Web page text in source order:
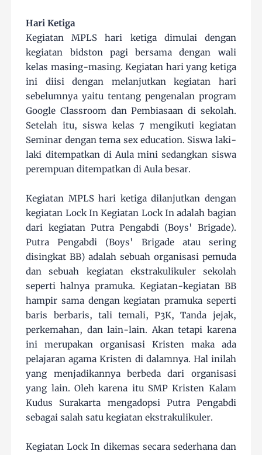
Hari Ketiga
Kegiatan MPLS hari ketiga dimulai dengan
kegiatan bidston pagi bersama dengan wali
kelas masing-masing. Kegiatan hari yang ketiga
ini diisi dengan melanjutkan kegiatan hari
sebelumnya yaitu tentang pengenalan program
Google Classroom dan Pembiasaan di sekolah.
Setelah itu, siswa kelas 7 mengikuti kegiatan
Seminar dengan tema sex education. Siswa laki-
laki ditempatkan di Aula mini sedangkan siswa
perempuan ditempatkan di Aula besar.
Kegiatan MPLS hari ketiga dilanjutkan dengan
kegiatan Lock In Kegiatan Lock In adalah bagian
dari kegiatan Putra Pengabdi (Boys' Brigade).
Putra Pengabdi (Boys' Brigade atau sering
disingkat BB) adalah sebuah organisasi pemuda
dan sebuah kegiatan ekstrakulikuler sekolah
seperti halnya pramuka. Kegiatan-kegiatan BB
hampir sama dengan kegiatan pramuka seperti
baris berbaris, tali temali, P3K, Tanda jejak,
perkemahan, dan lain-lain. Akan tetapi karena
ini merupakan organisasi Kristen maka ada
pelajaran agama Kristen di dalamnya. Hal inilah
yang menjadikannya berbeda dari organisasi
yang lain. Oleh karena itu SMP Kristen Kalam
Kudus Surakarta mengadopsi Putra Pengabdi
sebagai salah satu kegiatan ekstrakulikuler.
Kegiatan Lock In dikemas secara sederhana dan